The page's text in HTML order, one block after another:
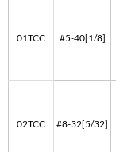
01TCC #5-40[1/8]
02TCC #8-32[5/32]